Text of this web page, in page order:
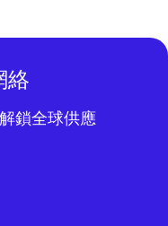
絡
鎖全球供應